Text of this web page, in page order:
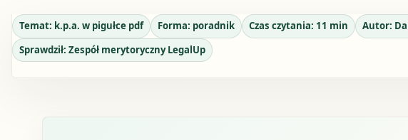
Temat: k.p.a. w pigułce pdf Forma: poradnik Czas czytania: 11 min Autor:
Sprawdził: Zespół merytoryczny LegalUp